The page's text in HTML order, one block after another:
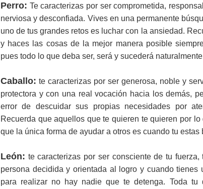
Perro: Te caracterizas por ser comprometida,
nerviosa y desconfiada. Vives en una permanente
uno de tus grandes retos es luchar con la ansiedad.
y haces las cosas de la mejor manera posible
pues todo lo que deba ser, será y sucederá
Caballo: te caracterizas por ser generosa, noble y
protectora y con una real vocación hacia los demás,
error de descuidar sus propias necesidades por
Recuerda que aquellos que te quieren te quieren por
que la única forma de ayudar a otros es cuando tu estas
León: te caracterizas por ser consciente de tu
persona decidida y orientada al logro y cuando tienes
para realizar no hay nadie que te detenga. Toda tu